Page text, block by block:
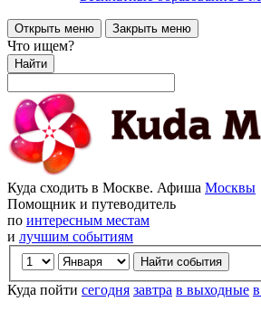
Открыть меню Закрыть меню
Что ищем?
Найти
Куда сходить в Москве. Афиша Москвы
Помощник и путеводитель
по интересным местам
и лучшим событиям
Куда пойти сегодня завтра в выходные